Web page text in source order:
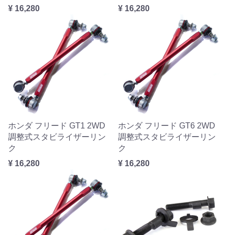
¥ 16,280
¥ 16,280
ホンダ フリード GT1 2WD
調整式スタビライザーリン
ク
¥ 16,280
ホンダ フリード GT6 2WD
調整式スタビライザーリン
ク
¥ 16,280